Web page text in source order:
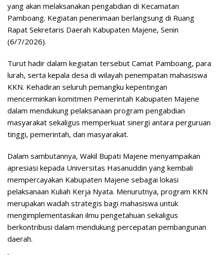
yang akan melaksanakan pengabdian di Kecamatan
Pamboang. Kegiatan penerimaan berlangsung di Ruang
Rapat Sekretaris Daerah Kabupaten Majene, Senin
(6/7/2026).
Turut hadir dalam kegiatan tersebut Camat Pamboang, para
lurah, serta kepala desa di wilayah penempatan mahasiswa
KKN. Kehadiran seluruh pemangku kepentingan
mencerminkan komitmen Pemerintah Kabupaten Majene
dalam mendukung pelaksanaan program pengabdian
masyarakat sekaligus memperkuat sinergi antara perguruan
tinggi, pemerintah, dan masyarakat.
Dalam sambutannya, Wakil Bupati Majene menyampaikan
apresiasi kepada Universitas Hasanuddin yang kembali
mempercayakan Kabupaten Majene sebagai lokasi
pelaksanaan Kuliah Kerja Nyata. Menurutnya, program KKN
merupakan wadah strategis bagi mahasiswa untuk
mengimplementasikan ilmu pengetahuan sekaligus
berkontribusi dalam mendukung percepatan pembangunan
daerah.